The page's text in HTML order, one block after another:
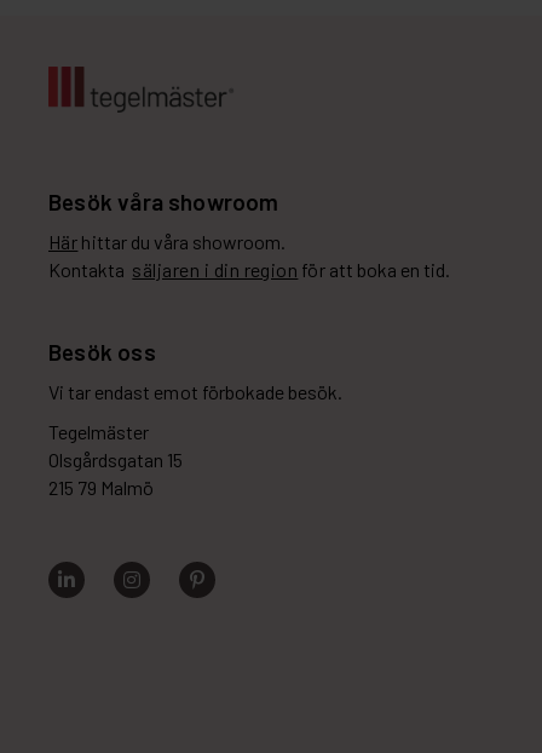
Besök våra showroom
Här hittar du våra showroom.
Kontakta säljaren i din region för att boka en tid.
Besök oss
Vi tar endast emot förbokade besök.
Tegelmäster
Olsgårdsgatan 15
215 79 Malmö